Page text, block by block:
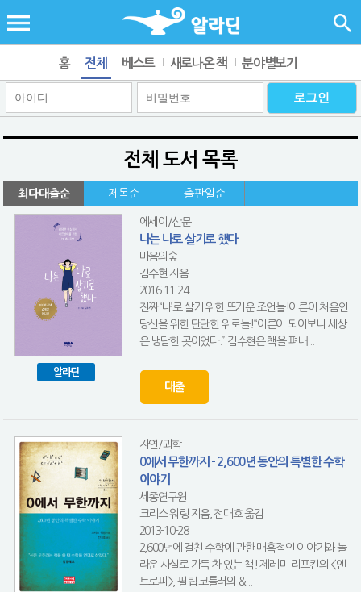
홈 전체 베스트 새로나온 책 분야별보기
전체 도서 목록
최다대출순 제목순 출판일순
알라딘
에세이/산문
나는 나로 살기로 했다
마음의숲
김수현 지음
2016-11-24
진짜 ‘나’로 살기 위한 뜨거운 조언들!어른이 처음인
당신을 위한 단단한 위로들!“어른이 되어보니 세상
은 냉담한 곳이었다.” 김수현은 책을 펴내...
대출
자연/과학
0에서 무한까지 - 2,600년 동안의 특별한 수학
이야기
세종연구원
크리스 워링 지음, 전대호 옮김
2013-10-28
2,600년에 걸친 수학에 관한 매혹적인 이야기와 놀
라운 사실로 가득 차 있는 책! 제레미 리프킨의 <엔
트로피>, 필립 코틀러의 &...